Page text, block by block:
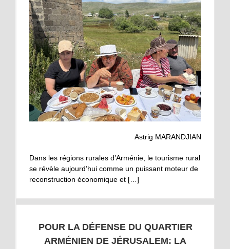
Astrig MARANDJIAN
Dans les régions rurales d’Arménie, le tourisme rural
se révèle aujourd’hui comme un puissant moteur de
reconstruction économique et […]
POUR LA DÉFENSE DU QUARTIER
ARMÉNIEN DE JÉRUSALEM: LA